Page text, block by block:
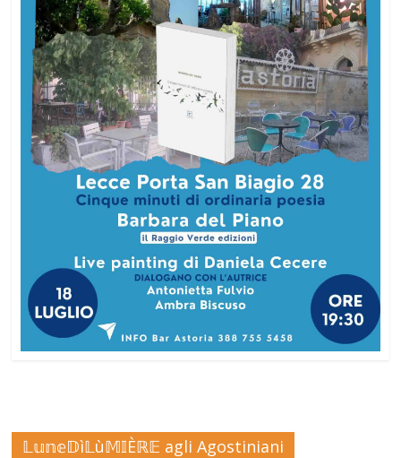
𝕃𝕦𝕟𝕖𝔻ì𝕃ù𝕄𝕀Èℝ𝔼 agli Agostiniani